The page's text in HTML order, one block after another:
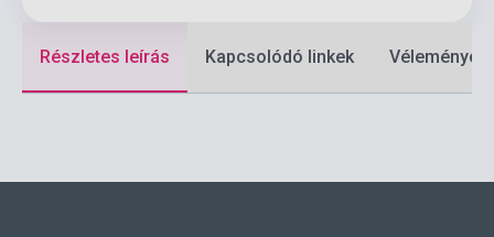
Részletes leírás Kapcsolódó linkek Vélemények